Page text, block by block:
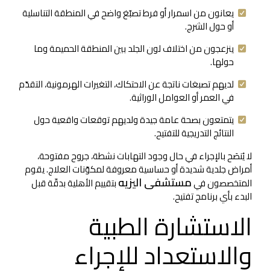
يعانون من اسمرار أو فرط تصبّغ واضح في المنطقة التناسلية
أو حول الشرج.
ينزعجون من اختلاف لون الجلد بين المنطقة الحميمة وما
حولها.
لديهم تصبغات ناتجة عن الاحتكاك، التغيرات الهرمونية، التقدّم
في العمر أو العوامل الوراثية.
يتمتعون بصحة عامة جيدة ولديهم توقعات واقعية حول
النتائج التدريجية للتفتيح.
لا يُنصَح بالإجراء في حال وجود التهابات نشطة، جروح مفتوحة،
أمراض جلدية شديدة أو حساسية معروفة لمكوّنات العلاج. يقوم
المتخصصون فيمستشفى اليزيهبتقييم الأهلية بدقّة قبل
البدء بأي برنامج تفتيح.
الاستشارة الطبية
والاستعداد للإجراء